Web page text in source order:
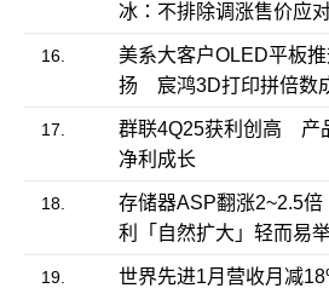
冰：不排除调涨售价应
16.
美系大客户OLED平板
扬 宸鸿3D打印拼倍数
17.
群联4Q25获利创高 产
净利成长
18.
存储器ASP翻涨2~2.5
利「自然扩大」轻而易
19.
世界先进1月营收月减